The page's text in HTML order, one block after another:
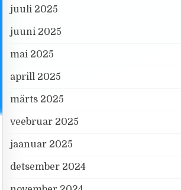
juuli 2025
juuni 2025
mai 2025
aprill 2025
märts 2025
veebruar 2025
jaanuar 2025
detsember 2024